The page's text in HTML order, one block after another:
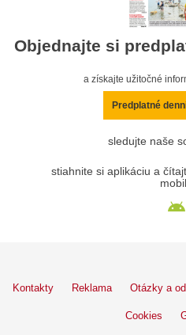
Objednajte si
a získajte užitočné
Predplatné
sledujte naše
stiahnite si aplikáciu a
Kontakty Reklama Otázky a
Cookies